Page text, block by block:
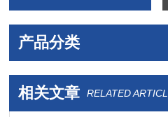
产品分类
相关文章 RELATED